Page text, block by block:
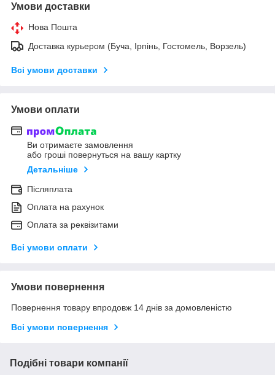
Умови доставки
Нова Пошта
Доставка курьером (Буча, Ірпінь, Гостомель, Ворзель)
Всі умови доставки
Умови оплати
Ви отримаєте замовлення
або гроші повернуться на вашу картку
Детальніше
Післяплата
Оплата на рахунок
Оплата за реквізитами
Всі умови оплати
Умови повернення
Повернення товару впродовж 14 днів за домовленістю
Всі умови повернення
Подібні товари компанії